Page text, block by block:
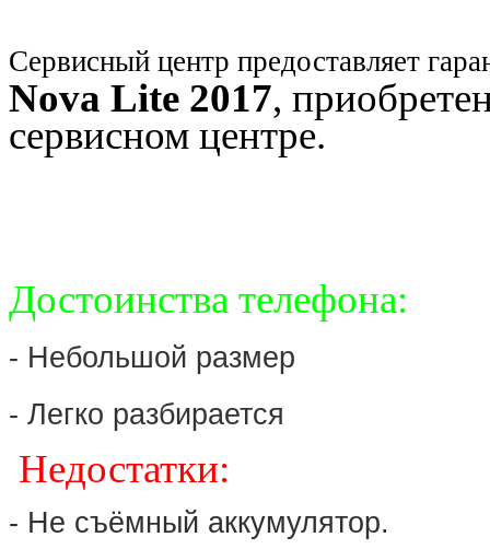
Сервисный центр предоставляет
Nova Lite 2017,
сервисном центре.
Достоинства телефона:
- Небольшой размер
- Легко разбирается
Недостатки:
- Не съёмный аккумулятор.